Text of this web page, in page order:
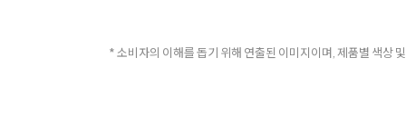
* 소비자의 이해를 돕기 위해 연출된 이미지이며, 제품별 색상